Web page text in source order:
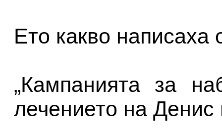
Ето какво
„Кампанията за
лечението на